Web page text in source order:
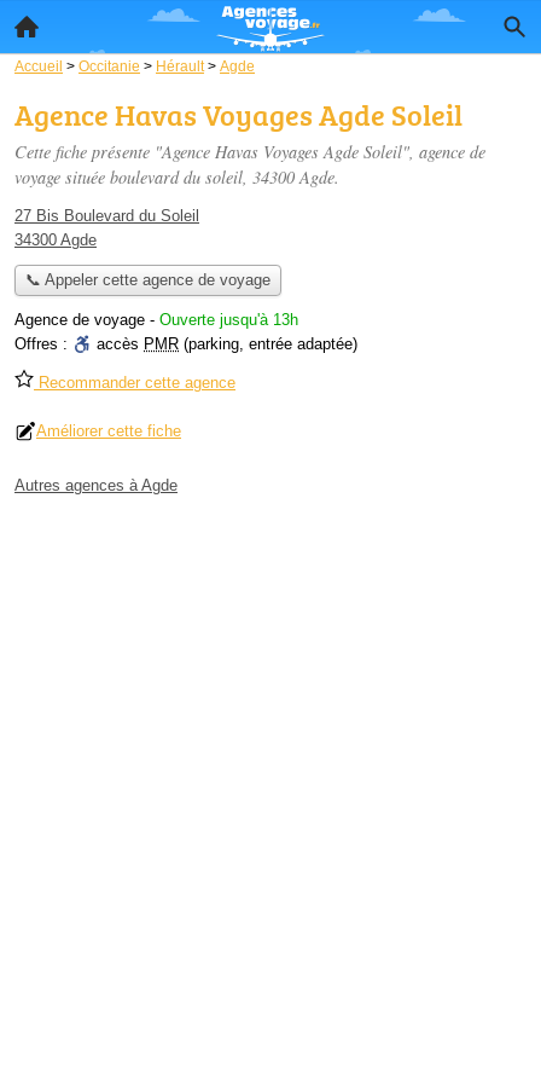
Accueil > Occitanie > Hérault > Agde
Agence Havas Voyages Agde Soleil
Cette fiche présente "Agence Havas Voyages Agde Soleil", agence de
voyage située boulevard du soleil, 34300 Agde.
27 Bis Boulevard du Soleil
34300 Agde
📞 Appeler cette agence de voyage
Agence de voyage - Ouverte jusqu'à 13h
Offres :
accès PMR (parking, entrée adaptée)
Recommander cette agence
Améliorer cette fiche
Autres agences à Agde